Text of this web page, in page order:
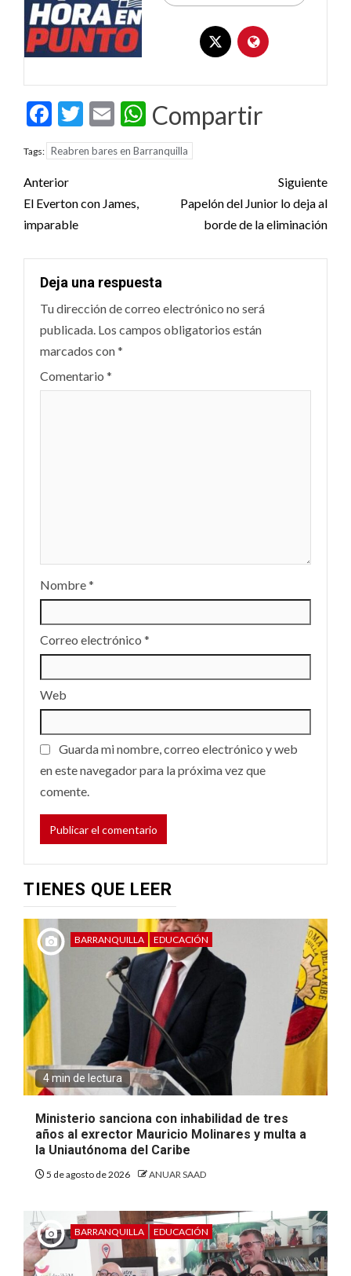
Facebook
Twitter
EmailWhatsApp
Compartir
Tags: Reabren bares en Barranquilla
Post
navigation
Anterior
El Everton con James,
imparable
Siguiente
Papelón del Junior lo deja al
borde de la eliminación
Deja una respuesta
Tu dirección de correo electrónico no será
publicada. Los campos obligatorios están
marcados con*
Comentario *
Nombre*
Correo electrónico *
Web
Guarda mi nombre, correo electrónico y web
en este navegador para la próxima vez que
comente.
TIENES QUE LEER
BARRANQUILLA EDUCACIÓN
4 min de lectura
Ministerio sanciona con inhabilidad de tres
años al exrector Mauricio Molinares y multa a
la Uniautónoma del Caribe
5 de agosto de 2026 ANUAR SAAD
BARRANQUILLA EDUCACIÓN